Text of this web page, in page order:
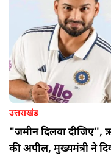
उत्तराखंड
"जमीन दिलवा दीजिए",
की अपील, मुख्यमंत्री ने